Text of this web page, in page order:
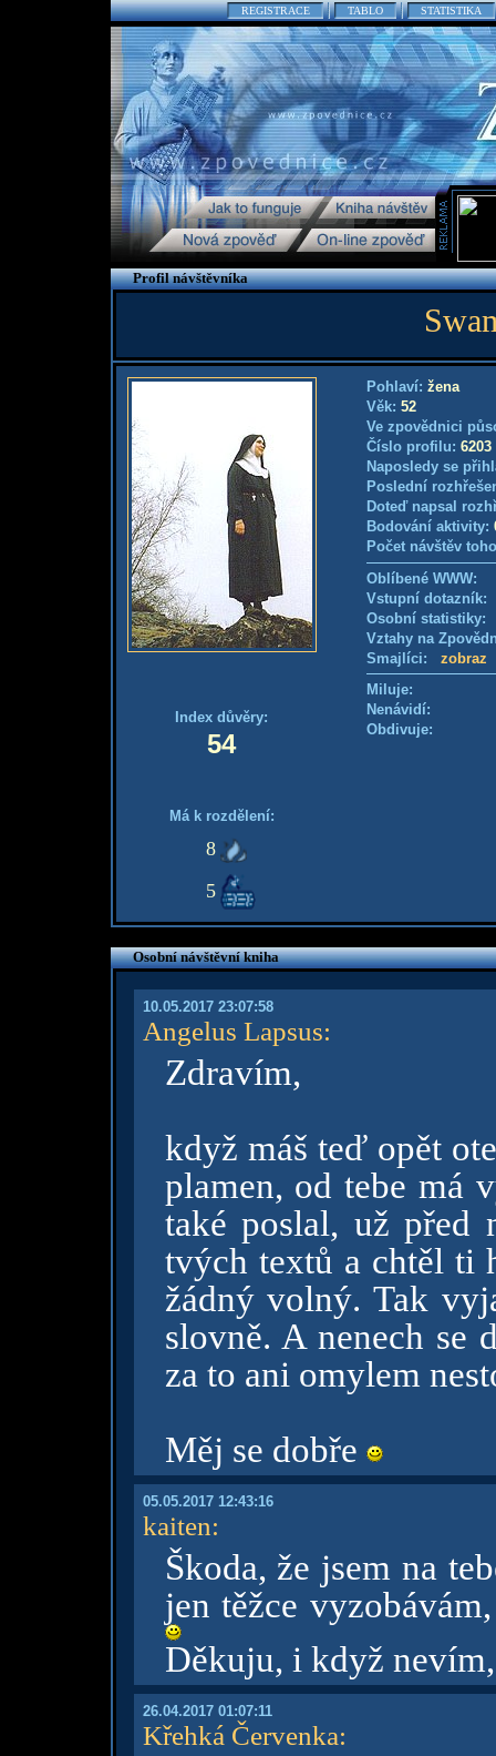
REGISTRACE TABLO STATISTIKA
Profil návštěvníka
Index důvěry:
54
Má k rozdělení:
8
5
Pohlaví: žena
Věk: 52
Ve zpovědnici
Číslo profilu: 6203
Naposledy se
Poslední
Doteď napsal
Bodování aktivity:
Počet návštěv
Oblíbené WWW:
Vstupní
Osobní
Vztahy na
Smajlíci: zobraz
Miluje:
Nenávidí:
Obdivuje:
Osobní návštěvní kniha
10.05.2017 23:07:58
Angelus Lapsus:
Zdravím,
když máš teď opět
plamen, od tebe má
také poslal, už před
tvých textů a chtěl ti
žádný volný. Tak
slovně. A nenech se
za to ani omylem
Měj se dobře
05.05.2017 12:43:16
kaiten:
Škoda, že jsem na
jen těžce
Děkuju, i když
26.04.2017 01:07:11
Křehká Červenka: